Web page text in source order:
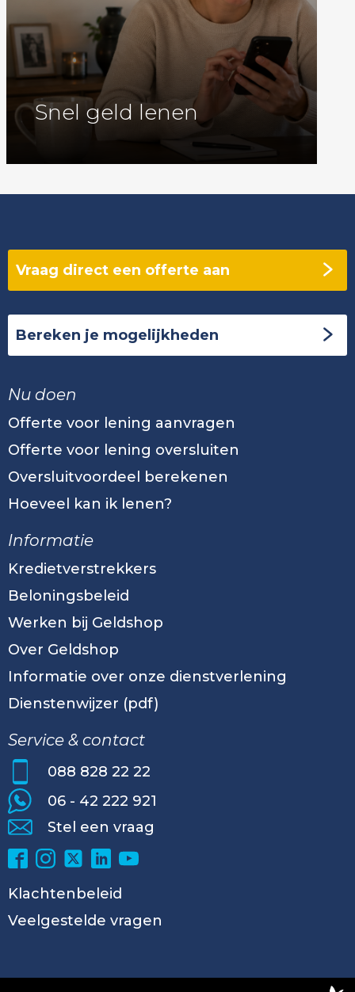
Snel geld lenen
Vraag direct een offerte aan
Bereken je mogelijkheden
Nu doen
Offerte voor lening aanvragen
Offerte voor lening oversluiten
Oversluitvoordeel berekenen
Hoeveel kan ik lenen?
Informatie
Kredietverstrekkers
Beloningsbeleid
Werken bij Geldshop
Over Geldshop
Informatie over onze dienstverlening
Dienstenwijzer (pdf)
Service & contact
088 828 22 22
06 - 42 222 921
Stel een vraag
Klachtenbeleid
Veelgestelde vragen